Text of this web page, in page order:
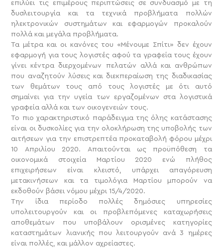
επιλύει τις επιμέρους περιπτώσεις σε συνδυασμό με τη
δυσλειτουργία και τα τεχνικά προβλήματα πολλών
ηλεκτρονικών συστημάτων και εφαρμογών προκαλούν
πολλά και μεγάλα προβλήματα.
Τα μέτρα και οι κανόνες του «Μένουμε Σπίτι» δεν έχουν
εφαρμογή για τους λογιστές αφού τα γραφεία τους έχουν
γίνει κέντρα διερχομένων πελατών αλλά και ανθρώπων
που αναζητούν λύσεις και διεκπεραίωση της διαδικασίας
των θεμάτων τους από τους λογιστές με ότι αυτό
σημαίνει για την υγεία των εργαζομένων στα λογιστικά
γραφεία αλλά και των οικογενειών τους.
Το πιο χαρακτηριστικό παράδειγμα της όλης κατάστασης
είναι οι δυσκολίες για την ολοκλήρωση της υποβολής των
αιτήσεων για την επιστρεπτέα προκαταβολή φόρου μέχρι
10 Απριλίου 2020. Απαιτούνται ως προϋπόθεση τα
οικονομικά στοιχεία Μαρτίου 2020 ενώ πλήθος
επιχειρήσεων είναι κλειστό, υπάρχει απαγόρευση
μετακινήσεων και τα τιμολόγια Μαρτίου μπορούν να
εκδοθούν βάσει νόμου μέχρι 15/4/2020.
Την ίδια περίοδο πολλές δημόσιες υπηρεσίες
υπολειτουργούν και οι προβλεπόμενες καταχωρήσεις
αποθεμάτων που υποβάλουν ορισμένες κατηγορίες
καταστημάτων λιανικής που λειτουργούν ανά 3 ημέρες
είναι πολλές, και μάλλον αχρείαστες.